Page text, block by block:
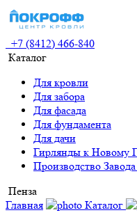
+7 (8412) 466-840
Каталог
Для кровли
Для забора
Для фасада
Для фундамента
Для дачи
Гирлянды к Новому
Производство
Пенза
Главная
Каталог